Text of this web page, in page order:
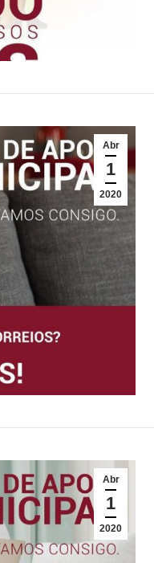
Abr
1
2020
Abr
1
2020